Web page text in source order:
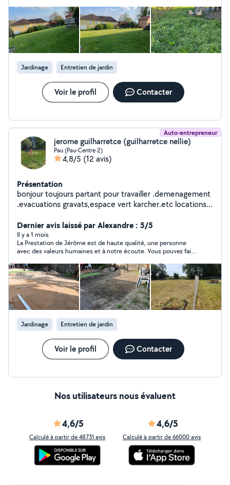
Jardinage Entretien de jardin
Voir le profil Contacter
Auto-entrepreneur
jerome guilharretce (guilharretce nellie)
Pau (Pau-Centre 2)
4,8/5 (12 avis)
Présentation
bonjour toujours partant pour travailler .demenagement
.evacuations gravats,espace vert karcher.etc locations
Dernier avis laissé par Alexandre : 5/5
Il y a 1 mois
La Prestation de Jérôme est de haute qualité, une personne
avec des valeurs humaines et à notre écoute. Vous pouvez faire
très vite pour la suite de l’entretien de notre terrain
Jardinage Entretien de jardin
Voir le profil Contacter
Nos utilisateurs nous évaluent
4,6/5
Calculé à partir de 48731 avis
4,6/5
Calculé à partir de 66000 avis